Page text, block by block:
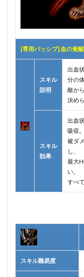
[専用パッシブ] 血の覚醒
スキル
説明
出血
分の
敵か
決め
スキル
効果
出血
吸収。
被ダ
し、
最大
い。
すべ
スキル難易度